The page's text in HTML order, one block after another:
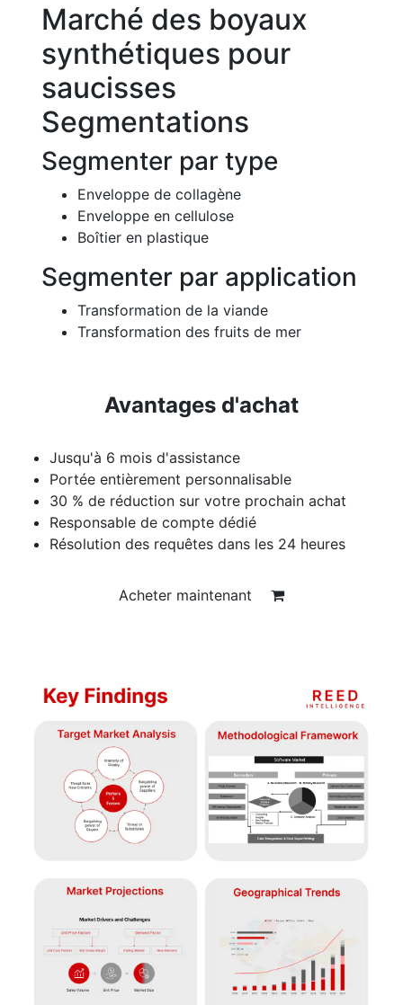
Marché des boyaux
synthétiques pour
saucisses
Segmentations
Segmenter par type
Enveloppe de collagène
Enveloppe en cellulose
Boîtier en plastique
Segmenter par application
Transformation de la viande
Transformation des fruits de mer
Avantages d'achat
Jusqu'à 6 mois d'assistance
Portée entièrement personnalisable
30 % de réduction sur votre prochain achat
Responsable de compte dédié
Résolution des requêtes dans les 24 heures
Acheter maintenant